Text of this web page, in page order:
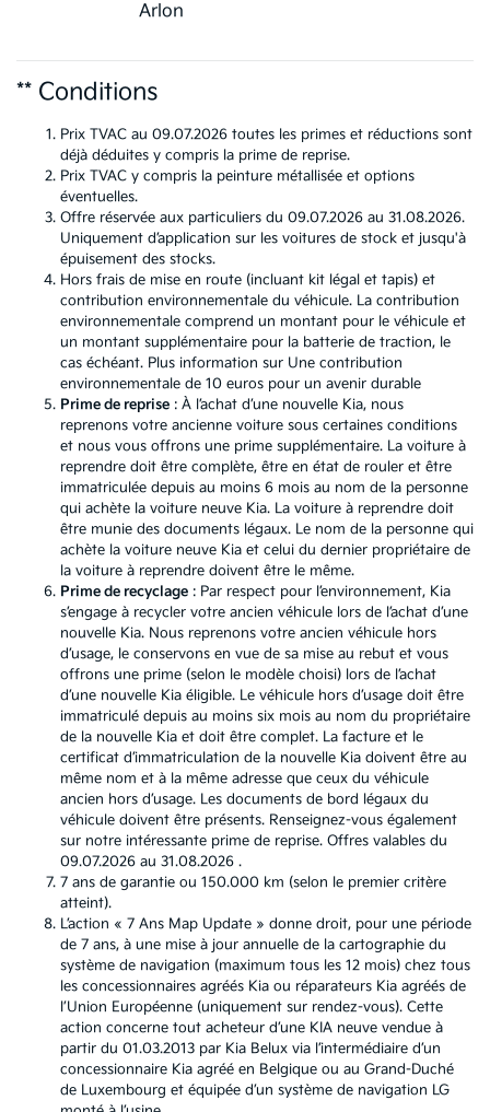
Arlon
** Conditions
Prix TVAC au 09.07.2026 toutes les primes et réductions sont
déjà déduites y compris la prime de reprise.
Prix TVAC y compris la peinture métallisée et options
éventuelles.
Offre réservée aux particuliers du 09.07.2026 au 31.08.2026.
Uniquement d’application sur les voitures de stock et jusqu'à
épuisement des stocks.
Hors frais de mise en route (incluant kit légal et tapis) et
contribution environnementale du véhicule. La contribution
environnementale comprend un montant pour le véhicule et
un montant supplémentaire pour la batterie de traction, le
cas échéant. Plus information sur Une contribution
environnementale de 10 euros pour un avenir durable
Prime de reprise : À l’achat d’une nouvelle Kia, nous
reprenons votre ancienne voiture sous certaines conditions
et nous vous offrons une prime supplémentaire. La voiture à
reprendre doit être complète, être en état de rouler et être
immatriculée depuis au moins 6 mois au nom de la personne
qui achète la voiture neuve Kia. La voiture à reprendre doit
être munie des documents légaux. Le nom de la personne qui
achète la voiture neuve Kia et celui du dernier propriétaire de
la voiture à reprendre doivent être le même.
Prime de recyclage : Par respect pour l’environnement, Kia
s’engage à recycler votre ancien véhicule lors de l’achat d’une
nouvelle Kia. Nous reprenons votre ancien véhicule hors
d’usage, le conservons en vue de sa mise au rebut et vous
offrons une prime (selon le modèle choisi) lors de l’achat
d’une nouvelle Kia éligible. Le véhicule hors d’usage doit être
immatriculé depuis au moins six mois au nom du propriétaire
de la nouvelle Kia et doit être complet. La facture et le
certificat d’immatriculation de la nouvelle Kia doivent être au
même nom et à la même adresse que ceux du véhicule
ancien hors d’usage. Les documents de bord légaux du
véhicule doivent être présents. Renseignez-vous également
sur notre intéressante prime de reprise. Offres valables du
09.07.2026 au 31.08.2026 .
7 ans de garantie ou 150.000 km (selon le premier critère
atteint).
L’action « 7 Ans Map Update » donne droit, pour une période
de 7 ans, à une mise à jour annuelle de la cartographie du
système de navigation (maximum tous les 12 mois) chez tous
les concessionnaires agréés Kia ou réparateurs Kia agréés de
l’Union Européenne (uniquement sur rendez-vous). Cette
action concerne tout acheteur d’une KIA neuve vendue à
partir du 01.03.2013 par Kia Belux via l’intermédiaire d’un
concessionnaire Kia agréé en Belgique ou au Grand-Duché
de Luxembourg et équipée d’un système de navigation LG